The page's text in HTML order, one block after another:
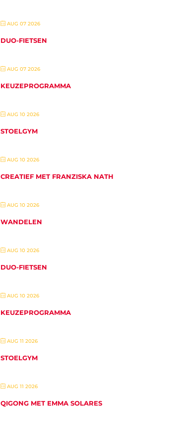
AUG 07 2026
DUO-FIETSEN
AUG 07 2026
KEUZEPROGRAMMA
AUG 10 2026
STOELGYM
AUG 10 2026
CREATIEF MET FRANZISKA NATH
AUG 10 2026
WANDELEN
AUG 10 2026
DUO-FIETSEN
AUG 10 2026
KEUZEPROGRAMMA
AUG 11 2026
STOELGYM
AUG 11 2026
QIGONG MET EMMA SOLARES